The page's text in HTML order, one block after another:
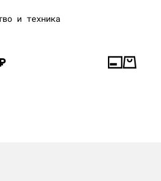
и техника